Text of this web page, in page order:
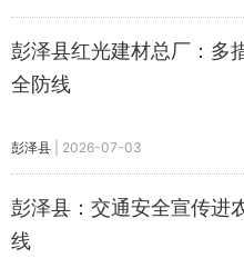
彭泽县红光建材总厂：多
全防线
彭泽县 2026-07-03
彭泽县：交通安全宣传
线